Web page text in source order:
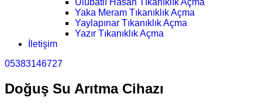
Ulubatlı Hasan Tıkanıklık Açma
Yaka Meram Tıkanıklık Açma
Yaylapınar Tıkanıklık Açma
Yazır Tıkanıklık Açma
İletişim
05383146727
Doğuş Su Arıtma Cihazı